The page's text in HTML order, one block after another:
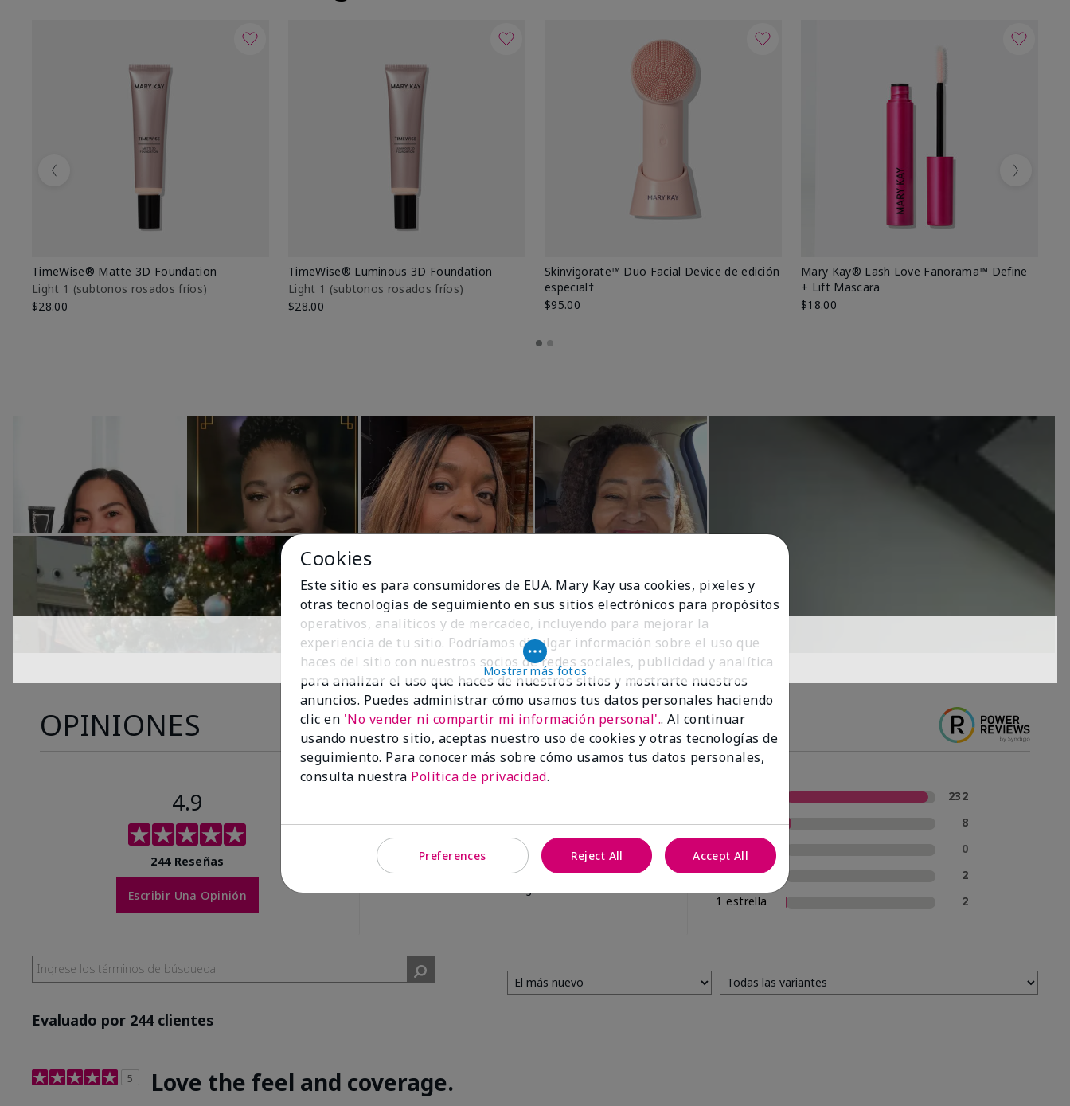
TimeWise® Matte 3D Foundation
Light 1​ (subtonos rosados fríos)
$28.00
TimeWise® Luminous 3D Foundation
Light 1​ (subtonos rosados fríos)
$28.00
Skinvigorate™ Duo Facial Device de edición
especial†
$95.00
Mary Kay® Lash Love Fanorama™ Define
+ Lift Mascara
$18.00
Previous Next
Mostrar más fotos
OPINIONES
4.9
244 Reseñas
Escribir Una Opinión
de los encuestados
recomendaría a un
232
4 estrellas
8
3 estrellas
0
2 estrellas
2
1 estrella
2
Evaluado por 244 clientes
5 Love the feel and coverage.
Cookies
Este sitio es para consumidores de EUA. Mary Kay usa cookies, pixeles y
otras tecnologías de seguimiento en sus sitios electrónicos para propósitos
operativos, analíticos y de mercadeo, incluyendo para mejorar la
experiencia de tu sitio. Podríamos divulgar información sobre el uso que
haces del sitio con nuestros socios de redes sociales, publicidad y analítica
para analizar el uso que haces de nuestros sitios y mostrarte nuestros
anuncios. Puedes administrar cómo usamos tus datos personales haciendo
clic en 'No vender ni compartir mi información personal'.. Al continuar
usando nuestro sitio, aceptas nuestro uso de cookies y otras tecnologías de
seguimiento. Para conocer más sobre cómo usamos tus datos personales,
consulta nuestra Política de privacidad.
Preferences Reject All Accept All